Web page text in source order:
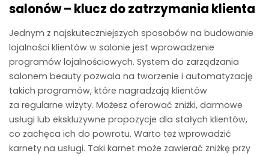
salonów – klucz do zatrzymania klienta
Jednym z najskuteczniejszych sposobów na budowanie
lojalności klientów w salonie jest wprowadzenie
programów lojalnościowych. System do zarządzania
salonem beauty pozwala na tworzenie i automatyzację
takich programów, które nagradzają klientów
za regularne wizyty. Możesz oferować zniżki, darmowe
usługi lub ekskluzywne propozycje dla stałych klientów,
co zachęca ich do powrotu. Warto też wprowadzić
karnety na usługi. Taki karnet może zawierać zniżkę przy